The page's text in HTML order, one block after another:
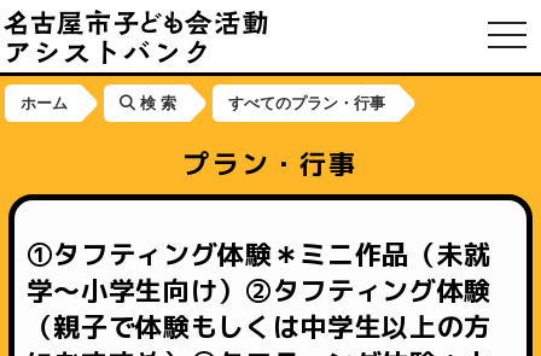
ホーム 検 索 すべてのプラン・行事
プラン・行事
①タフティング体験＊ミニ作品（未就
学〜小学生向け）②タフティング体験
（親子で体験もしくは中学生以上の方